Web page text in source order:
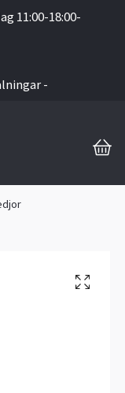
11:00-18:00-
-